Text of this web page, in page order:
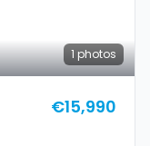
1 photos
€15,990